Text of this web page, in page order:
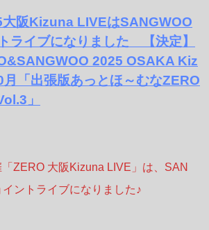
大阪Kizuna LIVEはSANGWOO
ライブになりました 【決定】
2025 OSAKA Kiz
「出張版あっとほ～むなZERO
」
ZERO 大阪Kizuna LIVE」は、SAN
ントライブになりました♪